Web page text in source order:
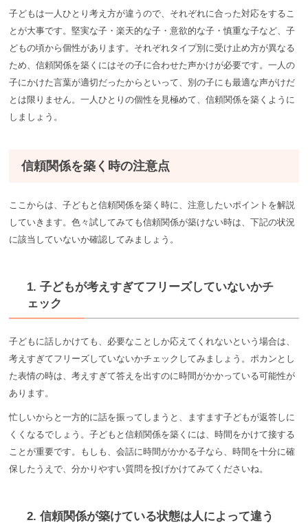
子どもは一人ひとり考え方が違うので、それぞれに合った対応をするこ
とが大事です。堅実な子・楽天的な子・意欲的な子・慎重な子など、子
どもの頃から個性があります。それぞれタイプ別に受け止め方が異なる
ため、信頼関係を築くにはその子に合わせた声かけが必要です。一人の
子にかけた言葉が適切だったからといって、別の子にも最適な声がけだ
とは限りません。一人ひとりの個性を見極めて、信頼関係を築くように
しましょう。
信頼関係を築く時の注意点
ここからは、子どもと信頼関係を築く時に、注意したいポイントを解説
していきます。色々試してみても信頼関係が築けない時は、下記の状況
に該当していないか確認してみましょう。
1. 子どもが考えすぎてフリーズしていないかチ
ェック
子どもに話しかけても、必要なことしか応えてくれないという場合は、
考えすぎてフリーズしていないかチェックしてみましょう。ポカンとし
た表情の時は、考えすぎて答えを出すのに時間がかかっている可能性が
あります。
忙しいからと一方的に話を振ってしまうと、ますます子どもが返答しに
くくなるでしょう。子どもと信頼関係を築くには、時間をかけて接する
ことが重要です。もしも、会話に時間がかかる子なら、時間を十分に確
保したうえで、分かりやすい質問を投げかけてみてくださいね。
2. 信頼関係が築けている状態は人によって違う